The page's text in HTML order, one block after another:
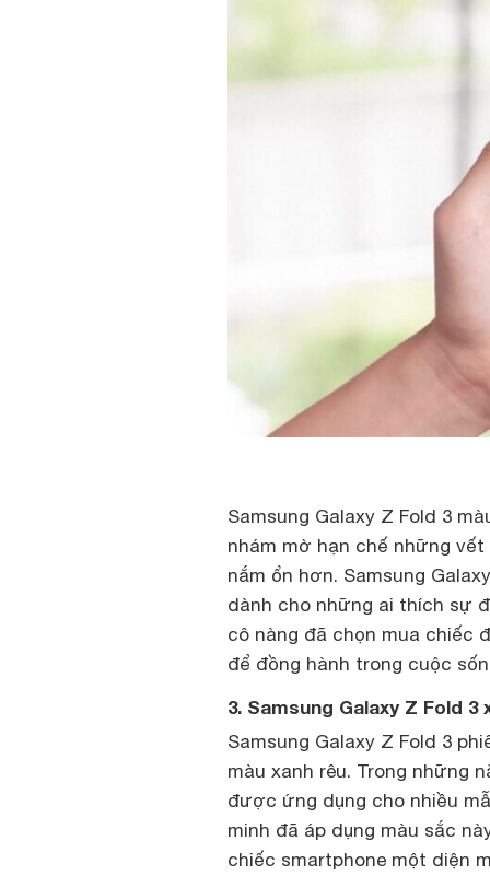
Samsung Galaxy Z Fold 3
nhám mờ hạn chế những
nắm ổn hơn. Samsung
dành cho những ai thích sự
cô nàng đã chọn mua chiếc
để đồng hành trong cuộc
3. Samsung Galaxy Z Fold
Samsung Galaxy Z Fold 3
màu xanh rêu. Trong những
được ứng dụng cho nhiều
minh đã áp dụng màu sắc
chiếc smartphone một diện